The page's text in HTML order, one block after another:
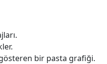
bir pasta grafiği.